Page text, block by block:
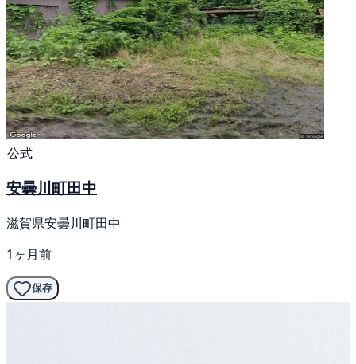
公式
安曇川町田中
滋賀県安曇川町田中
1ヶ月前
保存